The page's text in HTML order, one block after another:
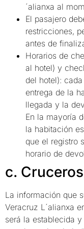
´alianxa al
El pasajero
restricciones,
antes de
Horarios de
al hotel) y
del hotel):
entrega de la
llegada y la
En la mayoría
la habitación
que el registro
horario de
c. Cruceros
La información que
Veracruz L´alianxa
será la establecida